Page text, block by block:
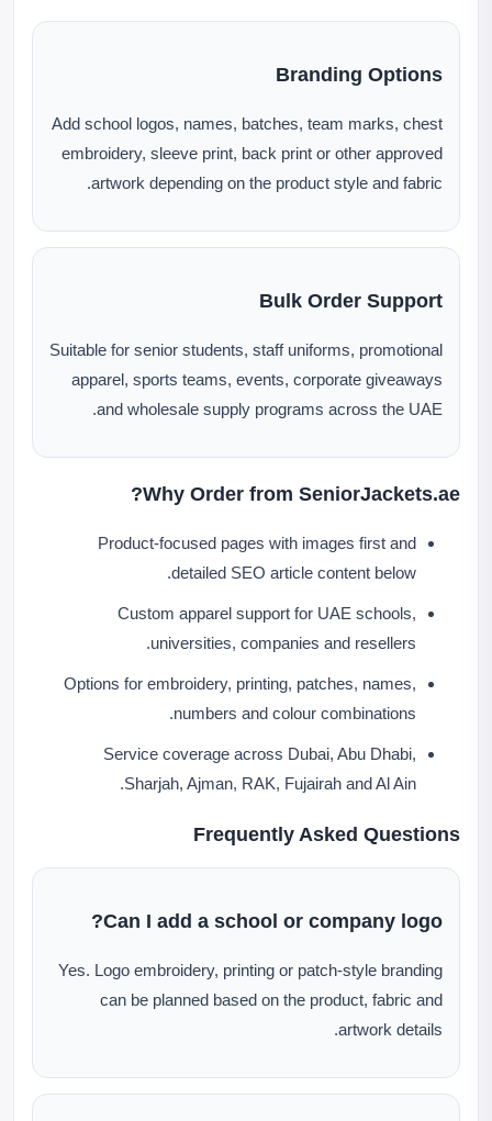
Branding Options
Add school logos, names, batches, team marks, chest
embroidery, sleeve print, back print or other approved
artwork depending on the product style and fabric.
Bulk Order Support
Suitable for senior students, staff uniforms, promotional
apparel, sports teams, events, corporate giveaways
and wholesale supply programs across the UAE.
Why Order from SeniorJackets.ae?
Product-focused pages with images first and
detailed SEO article content below.
Custom apparel support for UAE schools,
universities, companies and resellers.
Options for embroidery, printing, patches, names,
numbers and colour combinations.
Service coverage across Dubai, Abu Dhabi,
Sharjah, Ajman, RAK, Fujairah and Al Ain.
Frequently Asked Questions
Can I add a school or company logo?
Yes. Logo embroidery, printing or patch-style branding
can be planned based on the product, fabric and
artwork details.